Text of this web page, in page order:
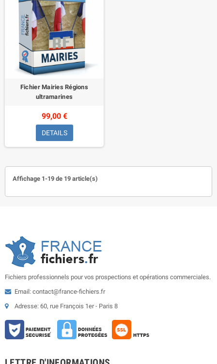
Fichier Mairies Régions
ultramarines
99,00 €
DETAILS
Affichage 1-19 de 19 article(s)
Fichiers professionnels pour vos prospections et opérations commerciales.
Email: contact@france-fichiers.fr
Adresse: 60, rue François 1er - Paris 8